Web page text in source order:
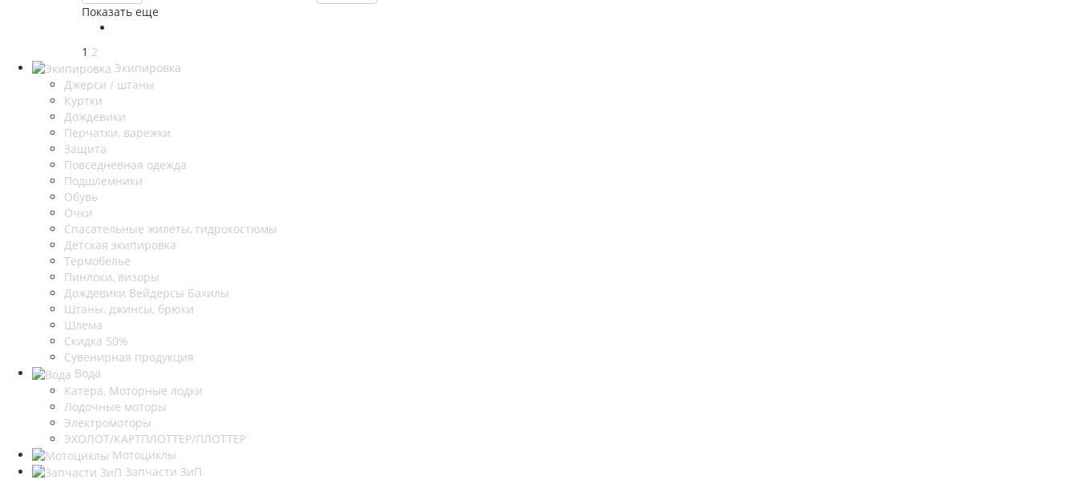
Показать еще
1 2
Экипировка
Джерси / штаны
Куртки
Дождевики
Перчатки, варежки
Защита
Повседневная одежда
Подшлемники
Обувь
Очки
Спасательные жилеты, гидрокостюмы
Детская экипировка
Термобелье
Пинлоки, визоры
Дождевики Вейдерсы Бахилы
Штаны, джинсы, брюки
Шлема
Скидка 50%
Сувенирная продукция
Вода
Катера, Моторные лодки
Лодочные моторы
Электромоторы
ЭХОЛОТ/КАРТПЛОТТЕР/ПЛОТТЕР
Мотоциклы
Запчасти ЗиП